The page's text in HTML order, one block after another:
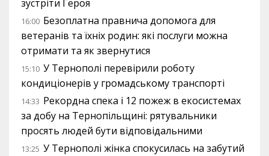
зустріти Героя
16:00 Безоплатна правнича допомога для
ветеранів та їхніх родин: які послуги можна
отримати та як звернутися
15:10 У Тернополі перевірили роботу
кондиціонерів у громадському транспорті
14:33 Рекордна спека і 12 пожеж в екосистемах
за добу на Тернопільщині: рятувальники
просять людей бути відповідальними
13:25 У Тернополі жінка спокусилась на забутий